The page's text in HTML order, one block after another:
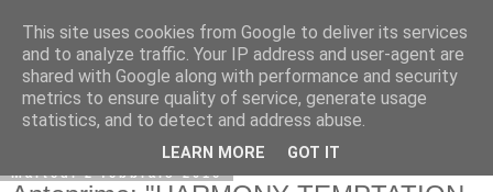
martedì 2 febbraio 2016
This site uses cookies from Google to deliver its services
and to analyze traffic. Your IP address and user-agent are
shared with Google along with performance and security
metrics to ensure quality of service, generate usage
statistics, and to detect and address abuse.
LEARN MORE GOT IT